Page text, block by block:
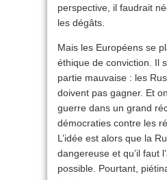
perspective, il faudrait
les dégâts.
Mais les Européens se
éthique de conviction. Il
partie mauvaise : les
doivent pas gagner. Et
guerre dans un grand
démocraties contre les
L’idée est alors que la
dangereuse et qu’il faut
possible. Pourtant,